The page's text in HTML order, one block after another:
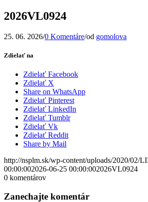
2026VL0924
25. 06. 2026/0 Komentáre/od gomolova
Zdielať na
Zdielať Facebook
Zdielať X
Share on WhatsApp
Zdielať Pinterest
Zdielať LinkedIn
Zdielať Tumblr
Zdielať Vk
Zdielať Reddit
Share by Mail
http://nsplm.sk/wp-content/uploads/2020/
00:00:002026-06-25 00:00:002026VL0924
0 komentárov
Zanechajte komentár